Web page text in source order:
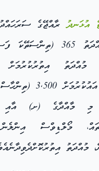
އުޅަނދުރާއްޖޭގެ
ބަނދަރުކޮށްފައިވާ މުއްދަތު
މުއްދަތު އިތުރުކުރުމަށް
އައުކުރުމަށް
މި މާއްދާގެ (ށ)
މޯލްޑިވްސް
މުއްދަތު